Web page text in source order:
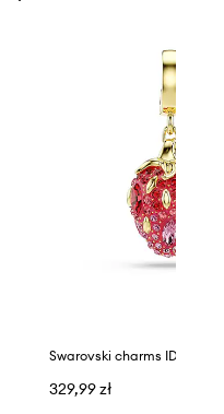
Swarovski charms IDYLLIA F
329,99 zł